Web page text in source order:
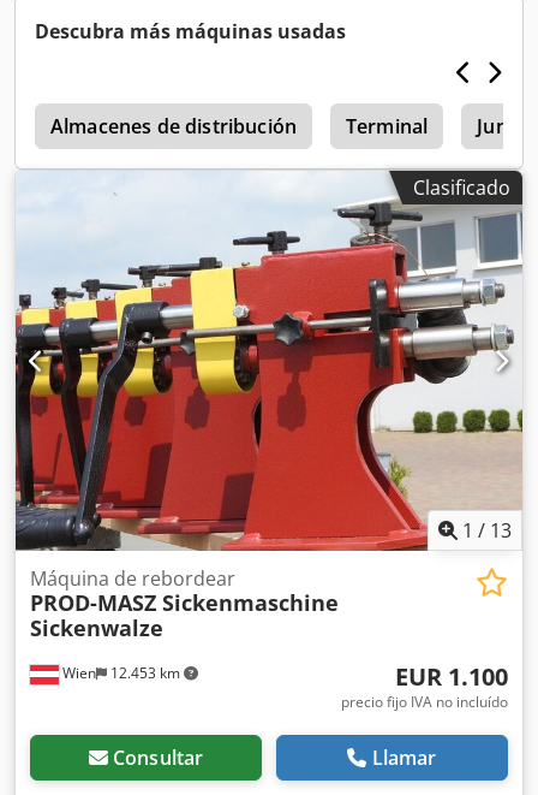
5 unidades en stock - Precio por unidad -
Descubra más máquinas usadas
Almacenes de distribución Terminal
Clasificado
1 / 13
Wien 12.453 km
Máquina de rebordear
PROD-MASZ Sickenmaschine
Sickenwalze
EUR 1.100
precio fijo IVA no incluído
Consultar Llamar